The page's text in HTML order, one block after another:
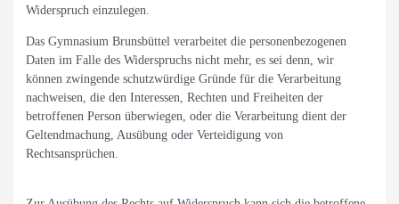
Widerspruch einzulegen.
Das Gymnasium Brunsbüttel verarbeitet die personenbezogenen
Daten im Falle des Widerspruchs nicht mehr, es sei denn, wir
können zwingende schutzwürdige Gründe für die Verarbeitung
nachweisen, die den Interessen, Rechten und Freiheiten der
betroffenen Person überwiegen, oder die Verarbeitung dient der
Geltendmachung, Ausübung oder Verteidigung von
Rechtsansprüchen.